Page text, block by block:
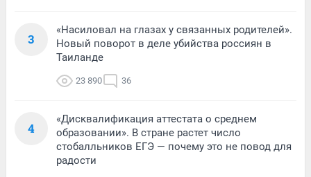
3
«Насиловал на глазах у связанных родителей».
Новый поворот в деле убийства россиян в
Таиланде
23 890 36
4
«Дисквалификация аттестата о среднем
образовании». В стране растет число
стобалльников ЕГЭ — почему это не повод для
радости